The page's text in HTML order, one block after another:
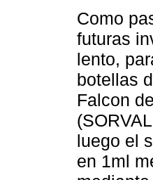
Como
futuras
lento,
botellas
Falcon
luego el
en 1ml